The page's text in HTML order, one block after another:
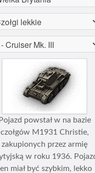
Pojazd powstał w na bazie
czołgów М1931 Christie,
zakupionych przez armię
w roku 1936.
miał być szybkim, lekko